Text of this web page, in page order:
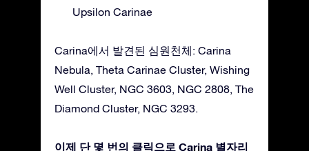
Upsilon Carinae
Carina에서 발견된 심원천체: Carina
Nebula, Theta Carinae Cluster, Wishing
Well Cluster, NGC 3603, NGC 2808, The
Diamond Cluster, NGC 3293.
이제 단 몇 번의 클릭으로 Carina 별자리